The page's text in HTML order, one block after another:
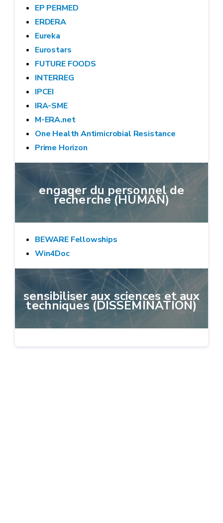
EP PERMED
ERDERA
Eureka
Eurostars
FUTURE FOODS
INTERREG
IPCEI
IRA-SME
M-ERA.net
One Health Antimicrobial Resistance
Prime Horizon
engager du personnel de
recherche (HUMAN)
BEWARE Fellowships
Win4Doc
sensibiliser aux sciences et aux
techniques (DISSEMINATION)